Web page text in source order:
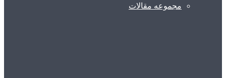
مجموعه مقالات